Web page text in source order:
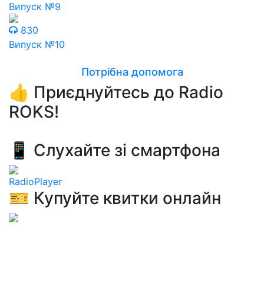
Випуск №9
830
Випуск №10
Потрібна допомога
👍 Приєднуйтесь до Radio
ROKS!
📱 Слухайте зі смартфона
RadioPlayer
🎫 Купуйте квитки онлайн